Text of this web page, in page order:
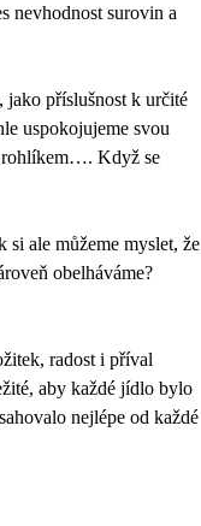
nevhodnost surovin a
jako příslušnost k určité
uspokojujeme svou
rohlíkem…. Když se
ale můžeme myslet, že
obelháváme?
radost i příval
aby každé jídlo bylo
nejlépe od každé